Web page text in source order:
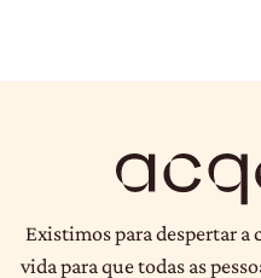
Existimos para despertar a
vida para que todas as